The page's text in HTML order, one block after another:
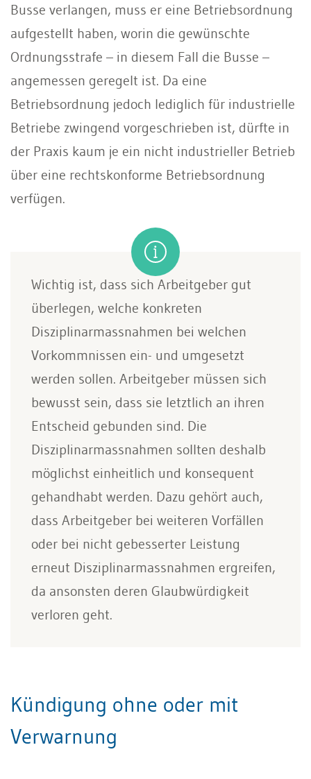
Busse verlangen, muss er eine Betriebsordnung
aufgestellt haben, worin die gewünschte
Ordnungsstrafe – in diesem Fall die Busse –
angemessen geregelt ist. Da eine
Betriebsordnung jedoch lediglich für industrielle
Betriebe zwingend vorgeschrieben ist, dürfte in
der Praxis kaum je ein nicht industrieller Betrieb
über eine rechtskonforme Betriebsordnung
verfügen.
Wichtig ist, dass sich Arbeitgeber gut
überlegen, welche konkreten
Disziplinarmassnahmen bei welchen
Vorkommnissen ein- und umgesetzt
werden sollen. Arbeitgeber müssen sich
bewusst sein, dass sie letztlich an ihren
Entscheid gebunden sind. Die
Disziplinarmassnahmen sollten deshalb
möglichst einheitlich und konsequent
gehandhabt werden. Dazu gehört auch,
dass Arbeitgeber bei weiteren Vorfällen
oder bei nicht gebesserter Leistung
erneut Disziplinarmassnahmen ergreifen,
da ansonsten deren Glaubwürdigkeit
verloren geht.
Kündigung ohne oder mit
Verwarnung